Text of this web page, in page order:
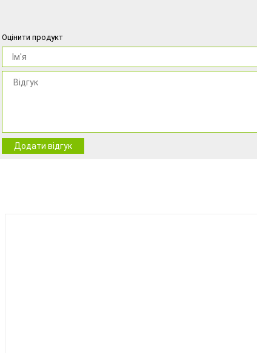
Оцінити продукт
Додати відгук